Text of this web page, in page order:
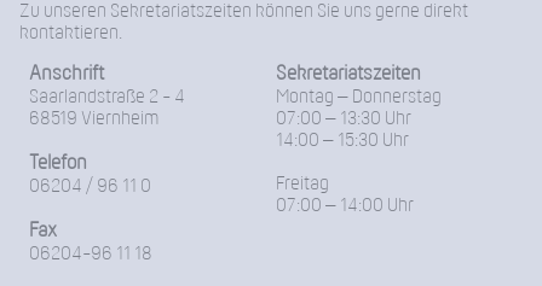
Zu unseren Sekretariatszeiten können Sie uns gerne direkt
kontaktieren.
Anschrift
Saarlandstraße 2 - 4
68519 Viernheim
Telefon
06204 / 96 11 0
Fax
06204-96 11 18
Sekretariatszeiten
Montag – Donnerstag
07:00 – 13:30 Uhr
14:00 – 15:30 Uhr
Freitag
07:00 – 14:00 Uhr